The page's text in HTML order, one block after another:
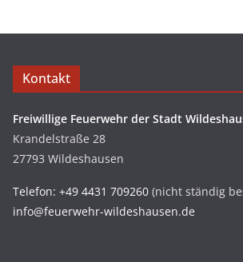
Kontakt
Freiwillige Feuerwehr der Stadt
Krandelstraße 28
27793 Wildeshausen
Telefon: +49 4431 709260 (nicht ständig
info@feuerwehr-wildeshausen.de